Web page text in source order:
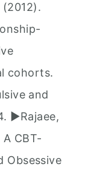
(2012).
cohorts.
and
▶︎Rajaee,
CBT-
Obsessive